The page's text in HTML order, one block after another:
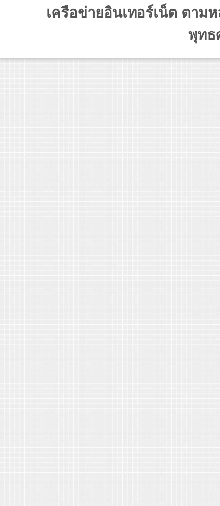
เครือข่ายอินเทอร์เน็ต ตา
พุท